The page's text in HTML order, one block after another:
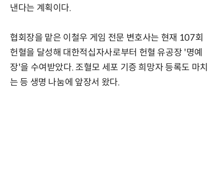
낸다는 계획이다.
협회장을 맡은 이철우 게임 전문 변호사는 현재 107회
헌혈을 달성해 대한적십자사로부터 헌혈 유공장 '명예
장'을 수여받았다. 조혈모 세포 기증 희망자 등록도 마치
는 등 생명 나눔에 앞장서 왔다.